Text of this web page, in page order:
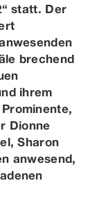
statt. Der
brechend
ihrem
Dionne
Sharon
anwesend,